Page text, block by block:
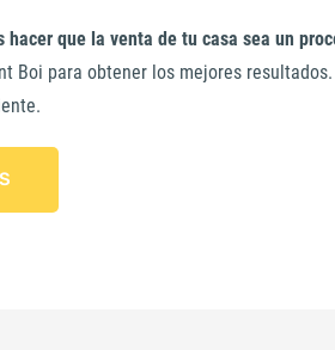
hacer que la venta de tu casa sea un
Boi para obtener los mejores